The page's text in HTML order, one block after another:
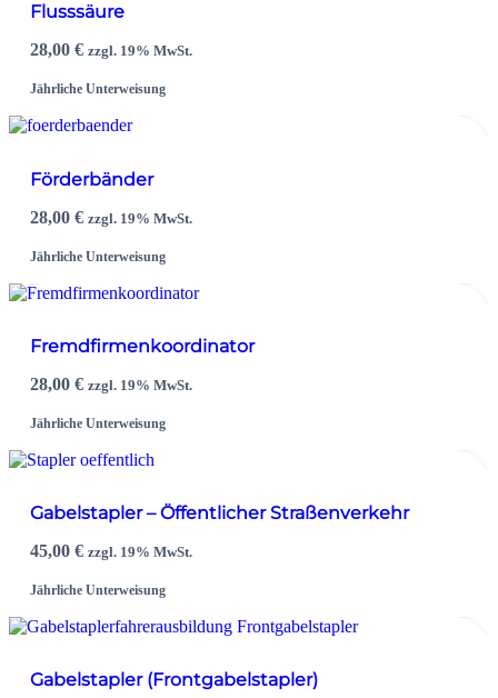
Flusssäure
28,00€ zzgl. 19% MwSt.
Jährliche Unterweisung
Förderbänder
28,00€ zzgl. 19% MwSt.
Jährliche Unterweisung
Fremdfirmenkoordinator
28,00€ zzgl. 19% MwSt.
Jährliche Unterweisung
Gabelstapler – Öffentlicher Straßenverkehr
45,00€ zzgl. 19% MwSt.
Jährliche Unterweisung
Gabelstapler (Frontgabelstapler)